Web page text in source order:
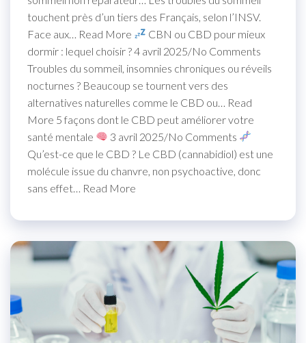
touchent près d’un tiers des Français, selon l’INSV.
Face aux… Read More
CBN ou CBD pour mieux
dormir : lequel choisir ? 4 avril 2025/No Comments
Troubles du sommeil, insomnies chroniques ou réveils
nocturnes ? Beaucoup se tournent vers des
alternatives naturelles comme le CBD ou… Read
More 5 façons dont le CBD peut améliorer votre
santé mentale
3 avril 2025/No Comments
Qu’est-ce que le CBD ? Le CBD (cannabidiol) est une
molécule issue du chanvre, non psychoactive, donc
sans effet… Read More